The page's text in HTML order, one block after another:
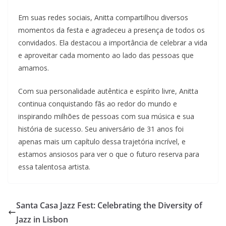
Em suas redes sociais, Anitta compartilhou diversos
momentos da festa e agradeceu a presença de todos os
convidados. Ela destacou a importância de celebrar a vida
e aproveitar cada momento ao lado das pessoas que
amamos.
Com sua personalidade autêntica e espírito livre, Anitta
continua conquistando fãs ao redor do mundo e
inspirando milhões de pessoas com sua música e sua
história de sucesso. Seu aniversário de 31 anos foi
apenas mais um capítulo dessa trajetória incrível, e
estamos ansiosos para ver o que o futuro reserva para
essa talentosa artista.
Santa Casa Jazz Fest: Celebrating the Diversity of
Jazz in Lisbon